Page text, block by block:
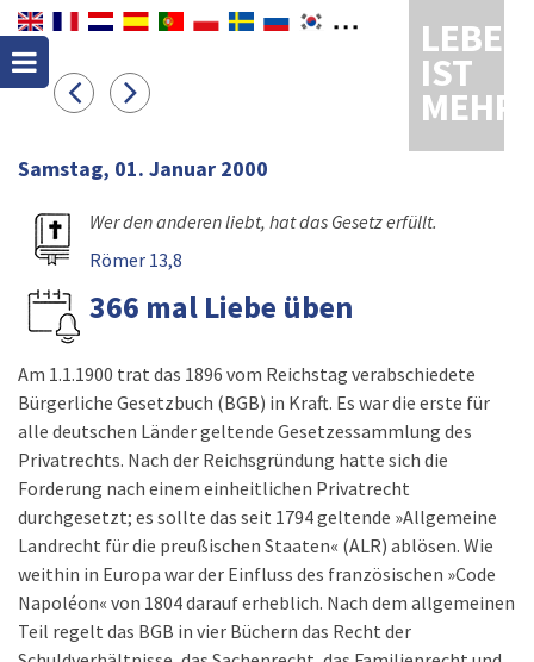
LEBEN
IST
MEHR
Samstag, 01. Januar 2000
Wer den anderen liebt, hat das Gesetz erfüllt.
Römer 13,8
366 mal Liebe üben
Am 1.1.1900 trat das 1896 vom Reichstag verabschiedete
Bürgerliche Gesetzbuch (BGB) in Kraft. Es war die erste für
alle deutschen Länder geltende Gesetzessammlung des
Privatrechts. Nach der Reichsgründung hatte sich die
Forderung nach einem einheitlichen Privatrecht
durchgesetzt; es sollte das seit 1794 geltende »Allgemeine
Landrecht für die preußischen Staaten« (ALR) ablösen. Wie
weithin in Europa war der Einfluss des französischen »Code
Napoléon« von 1804 darauf erheblich. Nach dem allgemeinen
Teil regelt das BGB in vier Büchern das Recht der